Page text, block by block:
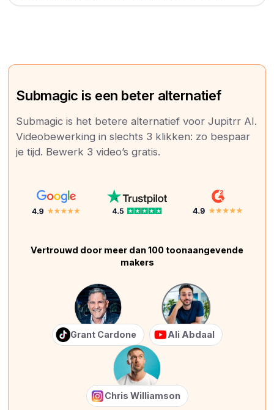
Submagic is een beter alternatief
Submagic is het betere alternatief voor Jupitrr AI.
Videobewerking in slechts 3 klikken: zo bespaar
je tijd. Bewerk 3 video’s gratis.
Vertrouwd door meer dan 100 toonaangevende
makers
Grant Cardone Ali Abdaal
Chris Williamson